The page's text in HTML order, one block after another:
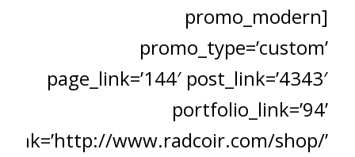
[promo_modern
promo_type=’custom’
page_link=’144′ post_link=’4343′
portfolio_link=’94’
www.radcoir.com/shop/’